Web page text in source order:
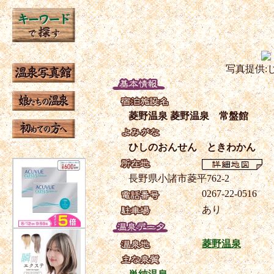
写真提供:
菱野温泉 菱野温泉 常盤館
ひしのおんせん ときわかん
長野県小諸市菱平762-2
0267-22-0516
あり
菱野温泉